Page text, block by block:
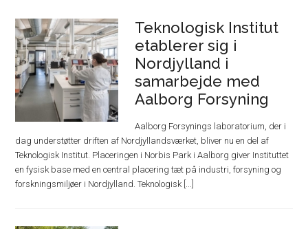
Teknologisk Institut
etablerer sig i
Nordjylland i
samarbejde med
Aalborg Forsyning
Aalborg Forsynings laboratorium, der i
dag understøtter driften af Nordjyllandsværket, bliver nu en del af
Teknologisk Institut. Placeringen i Norbis Park i Aalborg giver Instituttet
en fysisk base med en central placering tæt på industri, forsyning og
forskningsmiljøer i Nordjylland. Teknologisk [...]